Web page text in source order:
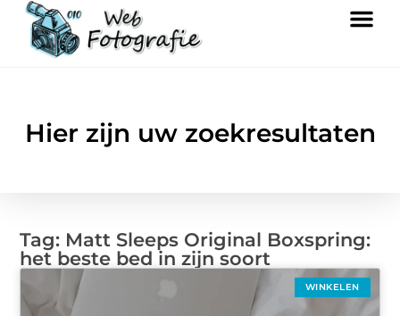
Hier zijn uw zoekresultaten
Tag: Matt Sleeps Original Boxspring:
het beste bed in zijn soort
WINKELEN